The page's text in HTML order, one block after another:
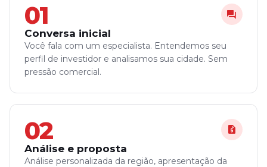
01 question_answer
Conversa inicial
Você fala com um especialista. Entendemos seu
perfil de investidor e analisamos sua cidade. Sem
pressão comercial.
02 request_quote
Análise e proposta
Análise personalizada da região, apresentação da